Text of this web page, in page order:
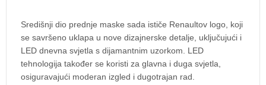
Središnji dio prednje maske sada ističe Renaultov logo, koji
se savršeno uklapa u nove dizajnerske detalje, uključujući i
LED dnevna svjetla s dijamantnim uzorkom. LED
tehnologija također se koristi za glavna i duga svjetla,
osiguravajući moderan izgled i dugotrajan rad.